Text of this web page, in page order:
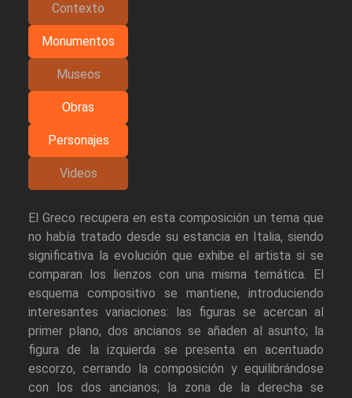
Contexto
Monumentos
Museos
Obras
Personajes
Videos
El Greco recupera en esta composición un tema que
no había tratado desde su estancia en Italia, siendo
significativa la evolución que exhibe el artista si se
comparan los lienzos con una misma temática. El
esquema compositivo se mantiene, introduciendo
interesantes variaciones: las figuras se acercan al
primer plano, dos ancianos se añaden al asunto; la
figura de la izquierda se presenta en acentuado
escorzo, cerrando la composición y equilibrándose
con los dos ancianos; la zona de la derecha se